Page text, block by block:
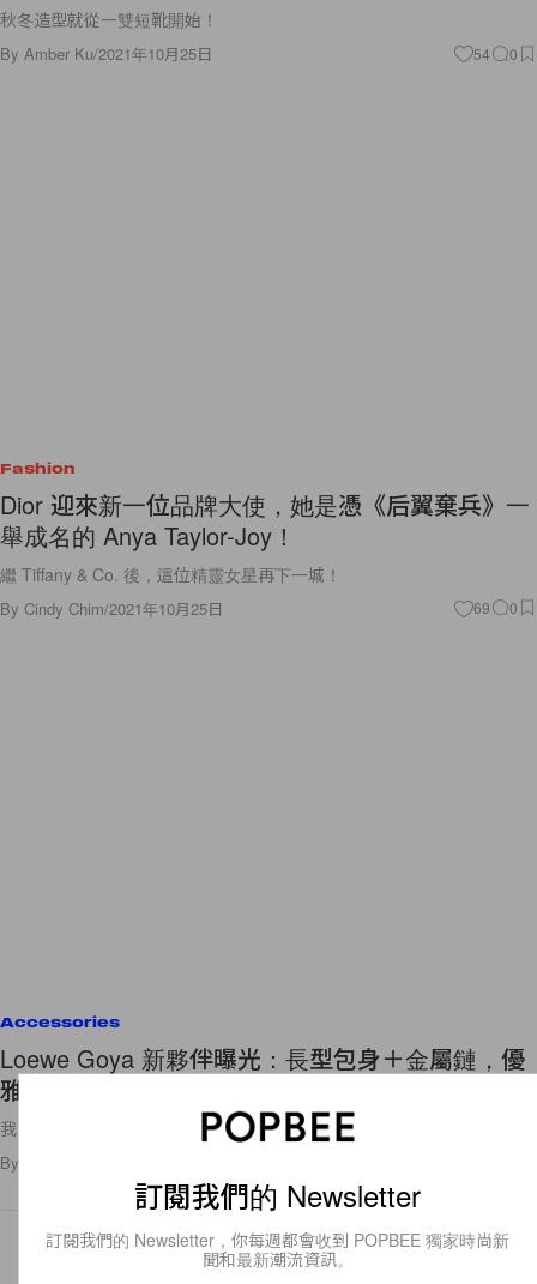
秋冬造型就從一雙短靴開始！
By Amber Ku/2021年10月25日 54 0
Fashion
Dior 迎來新一位品牌大使，她是憑《后翼棄兵》一
舉成名的 Anya Taylor-Joy！
繼 Tiffany & Co. 後，這位精靈女星再下一城！
By Cindy Chim/2021年10月25日 69 0
Accessories
Loewe Goya 新夥伴曝光：長型包身＋金屬鏈，優
雅還有滿滿高級感！
我！要！
By
訂閱我們的 Newsletter
訂閱我們的 Newsletter，你每週都會收到 POPBEE 獨家時尚新
聞和最新潮流資訊。